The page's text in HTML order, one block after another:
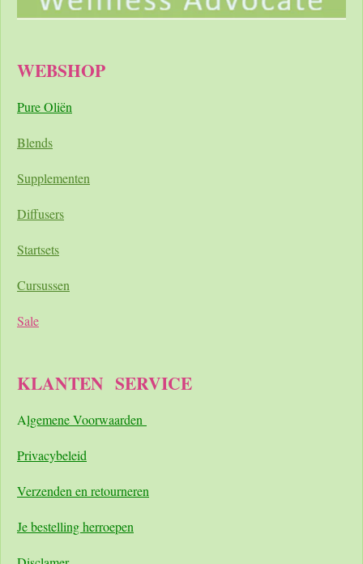
WEBSHOP
Pure Oliën
Blends
Supplementen
Diffusers
Startsets
Cursussen
Sale
KLANTEN SERVICE
Algemene Voorwaarden
Privacybeleid
Verzenden en retourneren
Je bestelling herroepen